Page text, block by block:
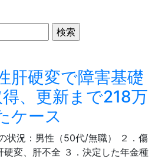
肝硬変で障害基礎
、更新まで218万
ケース
状況：男性（50代/無職） ２．傷
硬変、肝不全 ３．決定した年金種